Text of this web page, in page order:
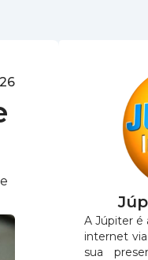
A Júpiter é
internet
sua